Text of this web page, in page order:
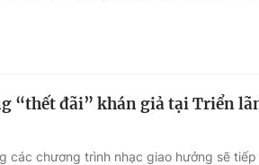
“thết đãi” khán giả tại Triển
các chương trình nhạc giao hưởng sẽ tiếp